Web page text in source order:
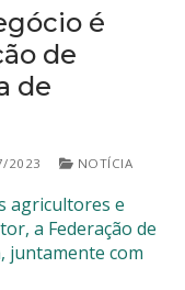
é
de
de
2023 NOTÍCIA
agricultores e
a Federação de
juntamente com